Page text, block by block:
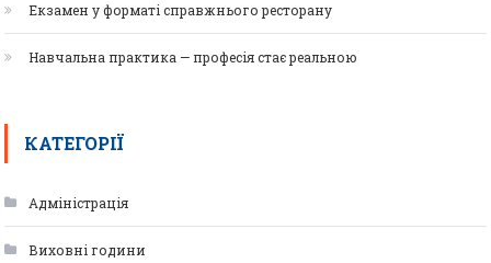
Екзамен у форматі справжнього ресторану
Навчальна практика — професія стає реальною
КАТЕГОРІЇ
Адміністрація
Виховні години